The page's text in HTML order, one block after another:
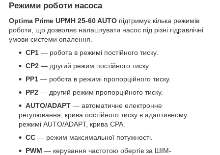
Режими роботи насоса
Optima Prime UPMH 25-60 AUTO підтримує кілька режимів
роботи, що дозволяє налаштувати насос під різні гідравлічні
умови системи опалення.
CP1 — робота в режимі постійного тиску.
CP2 — другий режим постійного тиску.
PP1 — робота в режимі пропорційного тиску.
PP2 — другий режим пропорційного тиску.
AUTO/ADAPT — автоматичне електронне
регулювання, крива постійного тиску в адаптивному
режимі AUTO/ADAPT, крива CPA.
CC — режим максимальної потужності.
PWM — керування частотою обертів за ШІМ-